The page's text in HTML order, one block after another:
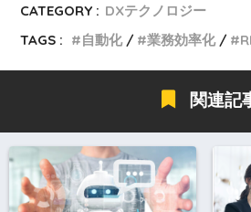
CATEGORY : DXテクノロジー
TAGS :
自動化 業務効率化
関連記